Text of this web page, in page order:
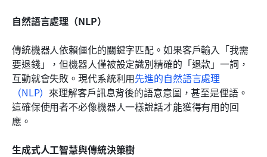
自然語言處理（NLP）
傳統機器人依賴僵化的關鍵字匹配。如果客戶輸入「我需
要退錢」，但機器人僅被設定識別精確的「退款」一詞，
互動就會失敗。現代系統利用先進的自然語言處理
（NLP） 來理解客戶訊息背後的語意意圖，甚至是俚語。
這確保使用者不必像機器人一樣說話才能獲得有用的回
應。
生成式人工智慧與傳統決策樹